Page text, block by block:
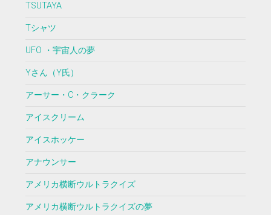
TSUTAYA
Tシャツ
UFO ・宇宙人の夢
Yさん（Y氏）
アーサー・C・クラーク
アイスクリーム
アイスホッケー
アナウンサー
アメリカ横断ウルトラクイズ
アメリカ横断ウルトラクイズの夢